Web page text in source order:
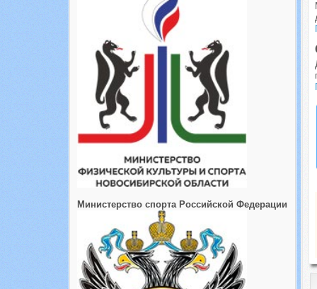
Министерство спорта Российской Федерации